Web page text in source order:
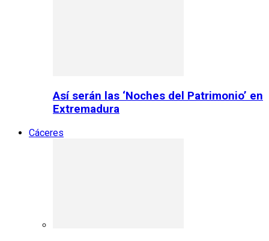
Así serán las ‘Noches del Patrimonio’ en
Extremadura
Cáceres